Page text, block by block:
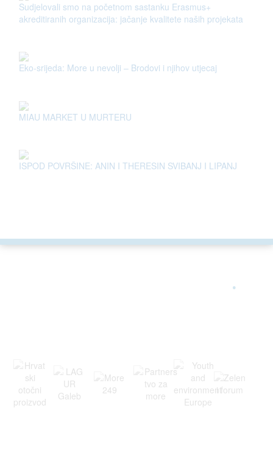
Sudjelovali smo na početnom sastanku Erasmus+
akreditiranih organizacija: jačanje kvalitete naših projekata
Eko-srijeda: More u nevolji – Brodovi i njihov utjecaj
MIAU MARKET U MURTERU
ISPOD POVRŠINE: ANIN I THERESIN SVIBANJ I LIPANJ
.